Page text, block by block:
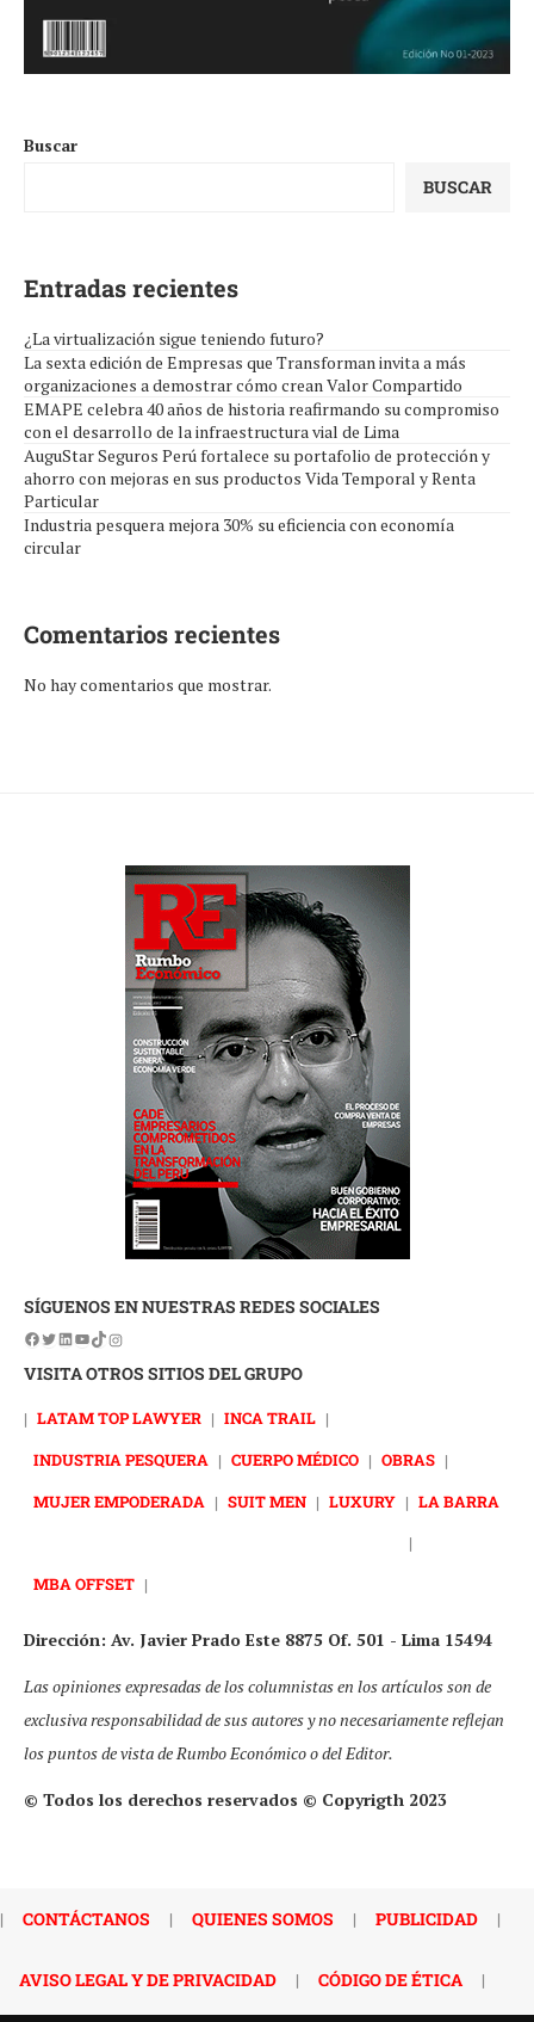
Buscar
BUSCAR
Entradas recientes
¿La virtualización sigue teniendo futuro?
La sexta edición de Empresas que Transforman invita a más
organizaciones a demostrar cómo crean Valor Compartido
EMAPE celebra 40 años de historia reafirmando su compromiso
con el desarrollo de la infraestructura vial de Lima
AuguStar Seguros Perú fortalece su portafolio de protección y
ahorro con mejoras en sus productos Vida Temporal y Renta
Particular
Industria pesquera mejora 30% su eficiencia con economía
circular
Comentarios recientes
No hay comentarios que mostrar.
SÍGUENOS EN NUESTRAS REDES SOCIALES
VISITA OTROS SITIOS DEL GRUPO
| LATAM TOP LAWYER | INCA TRAIL |
INDUSTRIA PESQUERA | CUERPO MÉDICO | OBRAS |
MUJER EMPODERADA | SUIT MEN | LUXURY | LA BARRA
|
MBA OFFSET |
Dirección: Av. Javier Prado Este 8875 Of. 501 - Lima 15494
Las opiniones expresadas de los columnistas en los artículos son de
exclusiva responsabilidad de sus autores y no necesariamente reflejan
los puntos de vista de Rumbo Económico o del Editor.
© Todos los derechos reservados © Copyrigth 2023
| CONTÁCTANOS | QUIENES SOMOS | PUBLICIDAD |
AVISO LEGAL Y DE PRIVACIDAD | CÓDIGO DE ÉTICA |